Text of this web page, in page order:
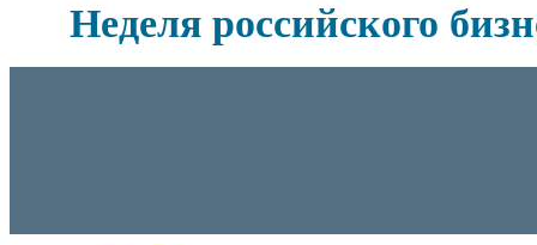
Неделя российского